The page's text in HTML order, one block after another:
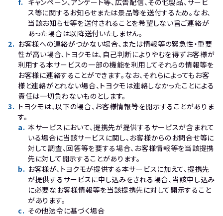
f. キャンペーン、アンケート等、広告配信、その他製品、サービ
ス等に関するお知らせまたは景品等を送付するため。なお、
当該お知らせ等を送付されることを希望しない旨ご連絡が
あった場合は以降送付いたしません。
2. お客様への連絡がつかない場合､または情報等の緊急性・重要
性が高い場合､トヨクモは、自己判断によりやむを得ずお客様が
利用する本サービスの一部の機能を利用してそれらの情報等を
お客様に連絡することができます｡なお、それらによってもお客
様と連絡がとれない場合、トヨクモは連絡しなかったことによる
責任は一切負わないものとします。
3. トヨクモは、以下の場合、お客様情報等を開示することがありま
す。
a. 本サービスにおいて、提携先が提供するサービスが含まれて
いる場合に当該サービスに関し、お客様からのお問合せ等に
対して調査、回答等を要する場合、お客様情報等を当該提携
先に対して開示することがあります。
b. お客様が、トヨクモが提供する本サービスに加えて、提携先
が提供するサービスに申し込みをされる場合、当該申し込み
に必要なお客様情報等を当該提携先に対して開示すること
があります。
c. その他法令に基づく場合